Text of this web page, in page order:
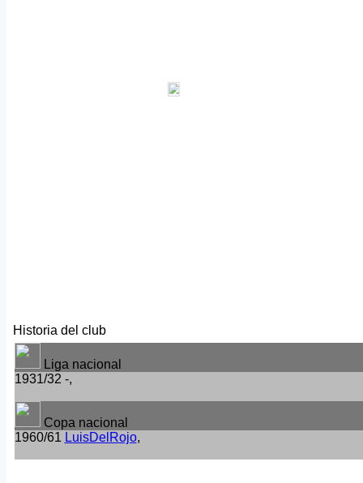
Historia del club
Liga nacional
1931/32 -,
Copa nacional
1960/61 LuisDelRojo,